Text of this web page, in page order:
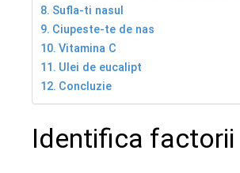
Sufla-ti nasul
Ciupeste-te de nas
Vitamina C
Ulei de eucalipt
Concluzie
Identifica